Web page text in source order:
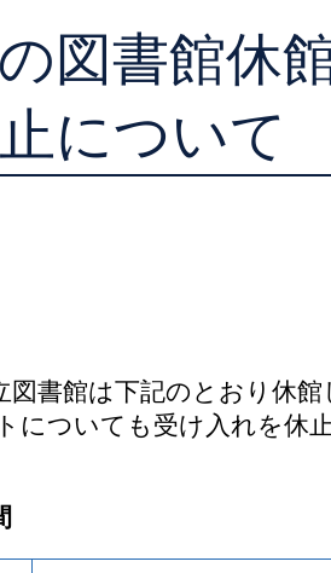
貸出ランキング
予約ランキング
図書館休
について
図書館は下記のとおり休館
についても受け入れを休